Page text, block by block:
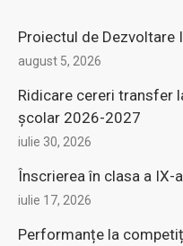
Proiectul de
august 5, 2026
Ridicare cereri transfer
şcolar 2026-2027
iulie 30, 2026
Înscrierea în clasa a IX-
iulie 17, 2026
Performanțe la